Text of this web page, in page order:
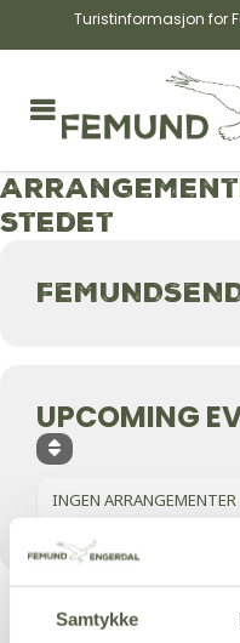
Samtykke
Turistinformasjon for
stedet
UPCOMING
INGEN ARRANGEMENTER